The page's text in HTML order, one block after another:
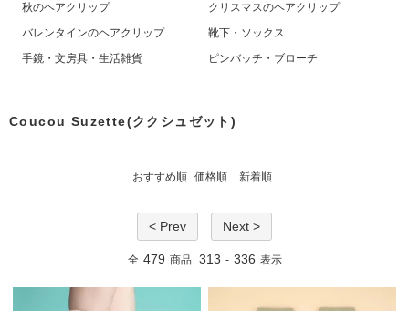
秋のヘアクリップ
クリスマスのヘアクリップ
バレンタインのヘアクリップ
靴下・ソックス
手鏡・文房具・生活雑貨
ピンバッチ・ブローチ
Coucou Suzette(ククシュゼット)
おすすめ順 価格順 新着順
< Prev Next >
全 479 商品 313 - 336 表示